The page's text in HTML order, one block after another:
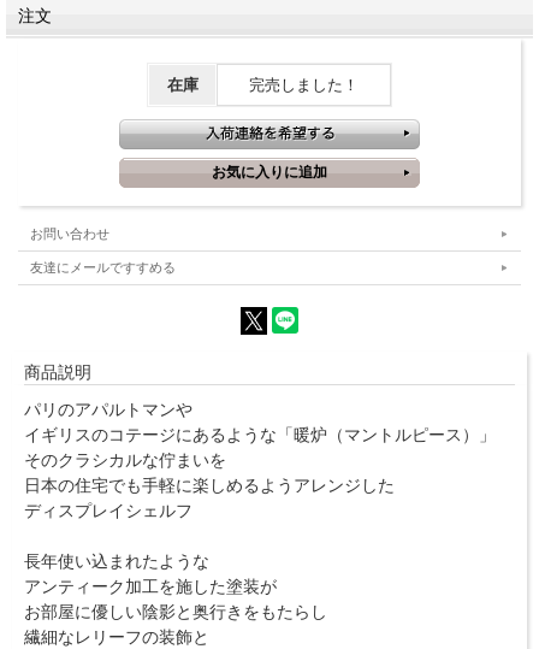
注文
在庫 完売しました！
お問い合わせ
友達にメールですすめる
商品説明
パリのアパルトマンや
イギリスのコテージにあるような「暖炉（マントルピース）」
そのクラシカルな佇まいを
日本の住宅でも手軽に楽しめるようアレンジした
ディスプレイシェルフ
長年使い込まれたような
アンティーク加工を施した塗装が
お部屋に優しい陰影と奥行きをもたらし
繊細なレリーフの装飾と